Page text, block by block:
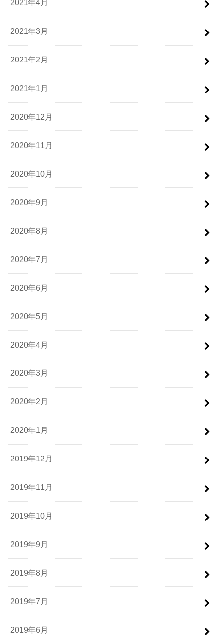
2021年4月
2021年3月
2021年2月
2021年1月
2020年12月
2020年11月
2020年10月
2020年9月
2020年8月
2020年7月
2020年6月
2020年5月
2020年4月
2020年3月
2020年2月
2020年1月
2019年12月
2019年11月
2019年10月
2019年9月
2019年8月
2019年7月
2019年6月